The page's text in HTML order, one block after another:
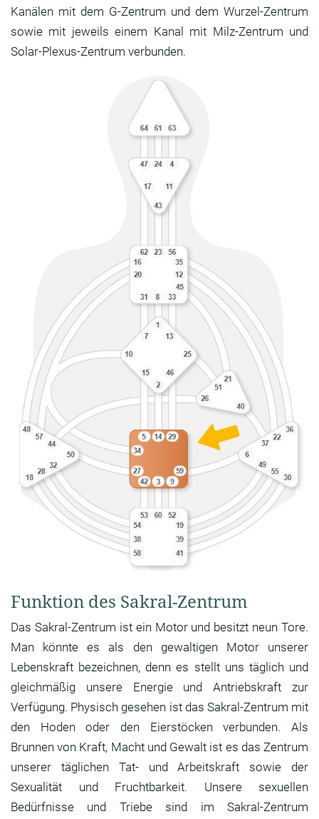
Kanälen mit dem G-Zentrum und dem Wurzel-Zentrum
sowie mit jeweils einem Kanal mit Milz-Zentrum und
Solar-Plexus-Zentrum verbunden.
Funktion des Sakral-Zentrum
Das Sakral-Zentrum ist ein Motor und besitzt neun Tore.
Man könnte es als den gewaltigen Motor unserer
Lebenskraft bezeichnen, denn es stellt uns täglich und
gleichmäßig unsere Energie und Antriebskraft zur
Verfügung. Physisch gesehen ist das Sakral-Zentrum mit
den Hoden oder den Eierstöcken verbunden. Als
Brunnen von Kraft, Macht und Gewalt ist es das Zentrum
unserer täglichen Tat- und Arbeitskraft sowie der
Sexualität und Fruchtbarkeit. Unsere sexuellen
Bedürfnisse und Triebe sind im Sakral-Zentrum